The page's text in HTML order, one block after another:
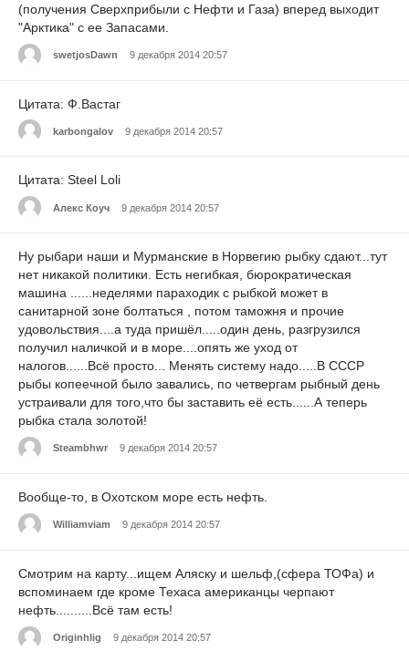
(получения Сверхприбыли с Нефти и Газа) вперед выходит
"Арктика" с ее Запасами.
swetjosDawn 9 декабря 2014 20:57
Цитата: Ф.Вастаг
karbongalov 9 декабря 2014 20:57
Цитата: Steel Loli
Алекс Коуч 9 декабря 2014 20:57
Ну рыбари наши и Мурманские в Норвегию рыбку сдают...тут
нет никакой политики. Есть негибкая, бюрократическая
машина ......неделями параходик с рыбкой может в
санитарной зоне болтаться , потом таможня и прочие
удовольствия....а туда пришёл.....один день, разгрузился
получил наличкой и в море....опять же уход от
налогов......Всё просто... Менять систему надо.....В СССР
рыбы копеечной было завались, по четвергам рыбный день
устраивали для того,что бы заставить её есть......А теперь
рыбка стала золотой!
Steambhwr 9 декабря 2014 20:57
Вообще-то, в Охотском море есть нефть.
Williamviam 9 декабря 2014 20:57
Смотрим на карту...ищем Аляску и шельф,(сфера ТОФа) и
вспоминаем где кроме Техаса американцы черпают
нефть..........Всё там есть!
Originhlig 9 декабря 2014 20:57